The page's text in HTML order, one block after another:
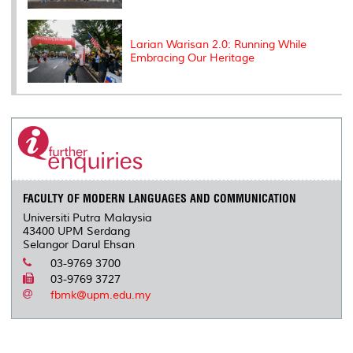
Larian Warisan 2.0: Running While
Embracing Our Heritage
FACULTY OF MODERN LANGUAGES AND COMMUNICATION
Universiti Putra Malaysia
43400 UPM Serdang
Selangor Darul Ehsan
03-9769 3700
03-9769 3727
fbmk@upm.edu.my